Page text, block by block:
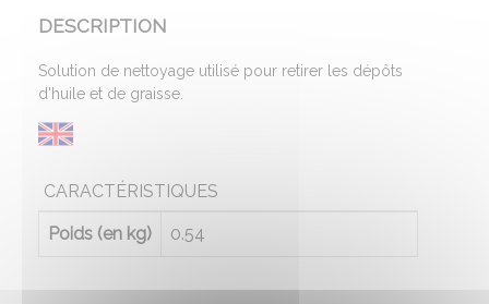
DESCRIPTION
Solution de nettoyage utilisé pour retirer les dépôts
d'huile et de graisse.
CARACTÉRISTIQUES
Poids (en kg) 0.54